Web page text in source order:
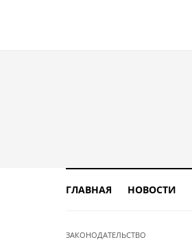
ГЛАВНАЯ НОВОСТИ
ЗАКОНОДАТЕЛЬСТВО